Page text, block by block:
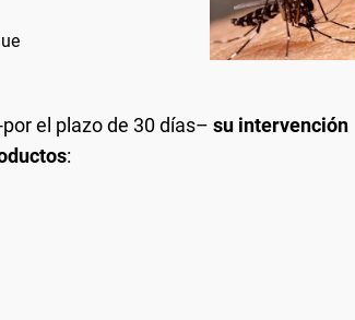
por el plazo de 30 días– su intervención
: